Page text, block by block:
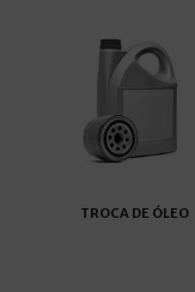
TROCA DE ÓLEO